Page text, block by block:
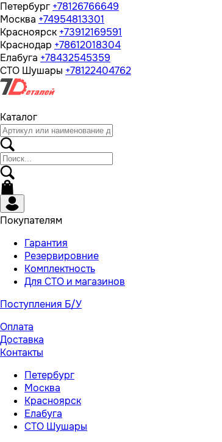
Петербург +78126766649
Москва +74954813301
Красноярск +73912169591
Краснодар +78612018304
Елабуга +78432545359
СТО Шушары +78122404762
Каталог
Покупателям
Гарантия
Резервировние
Комплектность
Для СТО и магазинов
Поступления Б/У
Оплата
Доставка
Контакты
Петербург
Москва
Красноярск
Елабуга
СТО Шушары